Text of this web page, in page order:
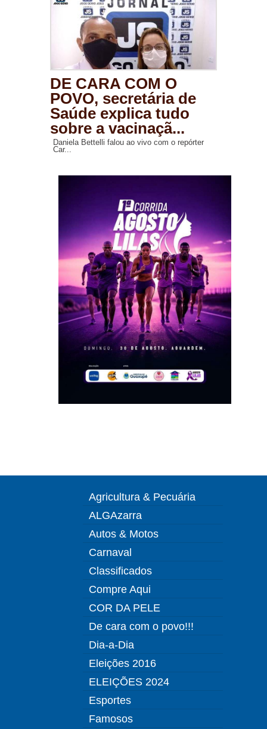
DE CARA COM O
POVO, secretária de
Saúde explica tudo
sobre a vacinaçã...
Daniela Bettelli falou ao vivo com o repórter
Car...
Agricultura & Pecuária
ALGAzarra
Autos & Motos
Carnaval
Classificados
Compre Aqui
COR DA PELE
De cara com o povo!!!
Dia-a-Dia
Eleições 2016
ELEIÇÕES 2024
Esportes
Famosos